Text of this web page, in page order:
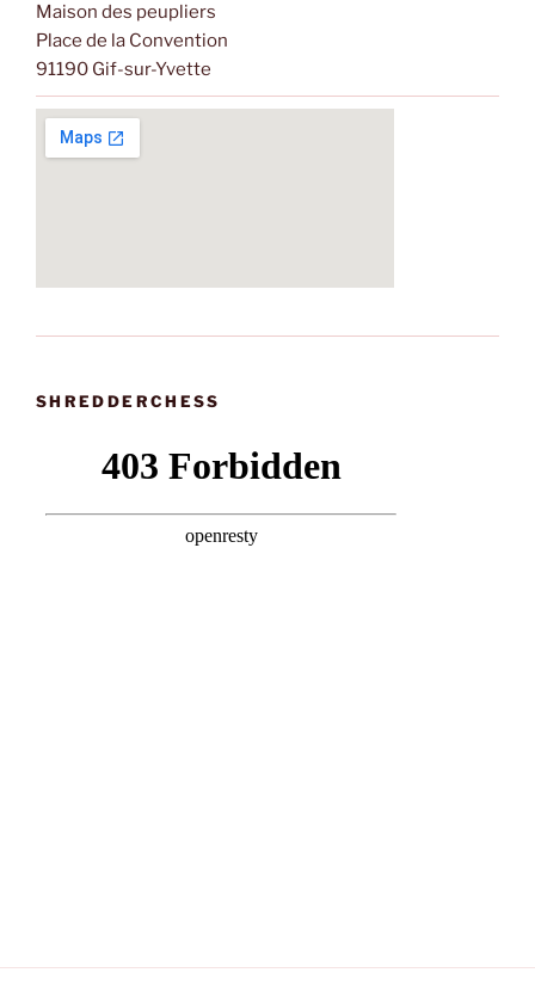
Maison des peupliers
Place de la Convention
91190 Gif-sur-Yvette
SHREDDERCHESS